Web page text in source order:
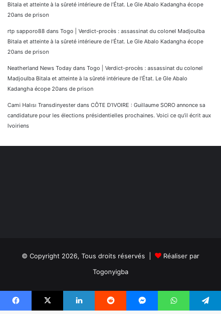
Bitala et atteinte à la sûreté intérieure de l’État. Le Gle Abalo Kadangha écope
20ans de prison
rtp sapporo88 dans Togo | Verdict-procès : assassinat du colonel Madjoulba
Bitala et atteinte à la sûreté intérieure de l’État. Le Gle Abalo Kadangha écope
20ans de prison
Neatherland News Today dans Togo | Verdict-procès : assassinat du colonel
Madjoulba Bitala et atteinte à la sûreté intérieure de l’État. Le Gle Abalo
Kadangha écope 20ans de prison
Cami Halısı Transdinyester dans CÔTE D’IVOIRE : Guillaume SORO annonce sa
candidature pour les élections présidentielles prochaines. Voici ce qu’il écrit aux
Ivoiriens
© Copyright 2026, Tous droits réservés |
Réaliser par
Togonyigba
FacebookTikTokWhatsApp
Facebook X Linkedin Reddit Messenger WhatsApp Telegram